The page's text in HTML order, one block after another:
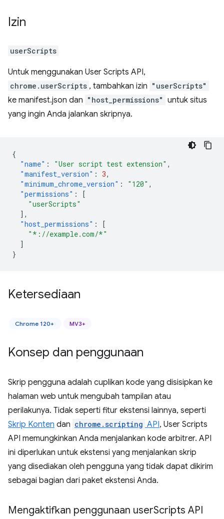
Izin
userScripts
Untuk menggunakan User Scripts API,
chrome.userScripts , tambahkan izin "userScripts"
ke manifest.json dan "host_permissions" untuk situs
yang ingin Anda jalankan skripnya.
{
"name" : "User script test extension" ,
"manifest_version" : 3,
"minimum_chrome_version" : "120" ,
"permissions" :
[
"userScripts"
],
"host_permissions" :
[
"*://example.com/*"
]
}
Ketersediaan
Chrome 120+ MV3+
Konsep dan penggunaan
Skrip pengguna adalah cuplikan kode yang disisipkan ke
halaman web untuk mengubah tampilan atau
perilakunya. Tidak seperti fitur ekstensi lainnya, seperti
Skrip Konten dan chrome.scripting API, User Scripts
API memungkinkan Anda menjalankan kode arbitrer. API
ini diperlukan untuk ekstensi yang menjalankan skrip
yang disediakan oleh pengguna yang tidak dapat dikirim
sebagai bagian dari paket ekstensi Anda.
Mengaktifkan penggunaan userScripts API